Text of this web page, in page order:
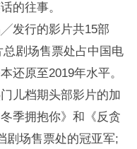
的往事。
发行的影片共15部
剧场售票处占中国电
还原至2019年水平。
儿档期头部影片的加
季拥抱你》和《反贪
剧场售票处的冠亚军;